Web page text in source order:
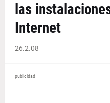
las
Internet
26.2.08
publicidad